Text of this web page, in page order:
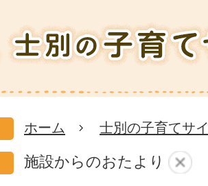
ホーム 士別の子育てサ
施設からのおたより